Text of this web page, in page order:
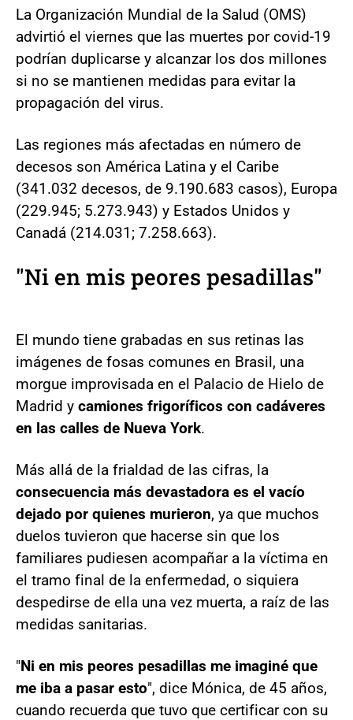
La Organización Mundial de la Salud (OMS)
advirtió el viernes que las muertes por covid-19
podrían duplicarse y alcanzar los dos millones
si no se mantienen medidas para evitar la
propagación del virus.
Las regiones más afectadas en número de
decesos son América Latina y el Caribe
(341.032 decesos, de 9.190.683 casos), Europa
(229.945; 5.273.943) y Estados Unidos y
Canadá (214.031; 7.258.663).
"Ni en mis peores pesadillas"
El mundo tiene grabadas en sus retinas las
imágenes de fosas comunes en Brasil, una
morgue improvisada en el Palacio de Hielo de
Madrid y camiones frigoríficos con cadáveres
en las calles de Nueva York.
Más allá de la frialdad de las cifras, la
consecuencia más devastadora es el vacío
dejado por quienes murieron, ya que muchos
duelos tuvieron que hacerse sin que los
familiares pudiesen acompañar a la víctima en
el tramo final de la enfermedad, o siquiera
despedirse de ella una vez muerta, a raíz de las
medidas sanitarias.
"Ni en mis peores pesadillas me imaginé que
me iba a pasar esto", dice Mónica, de 45 años,
cuando recuerda que tuvo que certificar con su